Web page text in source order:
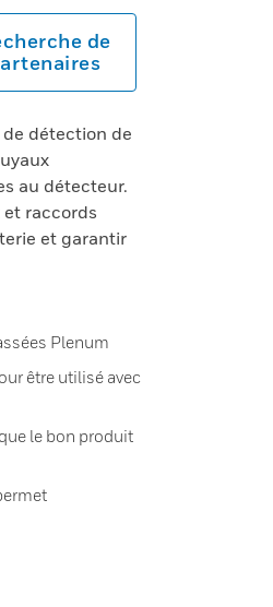
de
de détection de
au détecteur.
et raccords
et garantir
Plenum
être utilisé avec
le bon produit